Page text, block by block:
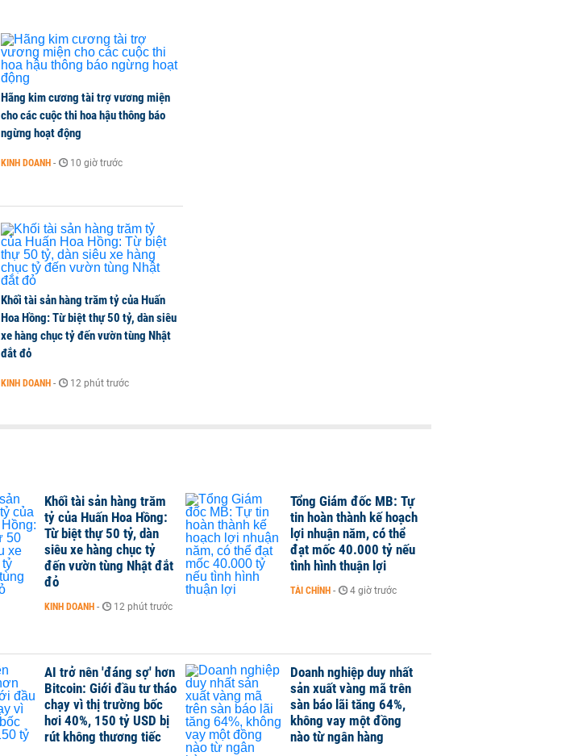
Hãng kim cương tài trợ vương miện
cho các cuộc thi hoa hậu thông báo
ngừng hoạt động
KINH DOANH - 10 giờ trước
Khối tài sản hàng trăm tỷ của Huấn
Hoa Hồng: Từ biệt thự 50 tỷ, dàn siêu
xe hàng chục tỷ đến vườn tùng Nhật
đắt đỏ
KINH DOANH - 12 phút trước
Khối tài sản hàng trăm
tỷ của Huấn Hoa Hồng:
Từ biệt thự 50 tỷ, dàn
siêu xe hàng chục tỷ
đến vườn tùng Nhật đắt
đỏ
KINH DOANH - 12 phút trước
Tổng Giám đốc MB: Tự
tin hoàn thành kế hoạch
lợi nhuận năm, có thể
đạt mốc 40.000 tỷ nếu
tình hình thuận lợi
TÀI CHÍNH - 4 giờ trước
AI trở nên 'đáng sợ' hơn
Bitcoin: Giới đầu tư tháo
chạy vì thị trường bốc
hơi 40%, 150 tỷ USD bị
rút không thương tiếc
Doanh nghiệp duy nhất
sản xuất vàng mã trên
sàn báo lãi tăng 64%,
không vay một đồng
nào từ ngân hàng